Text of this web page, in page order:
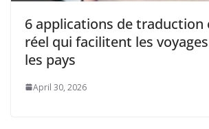
6 applications de traduction
réel qui facilitent les
les pays
April 30, 2026